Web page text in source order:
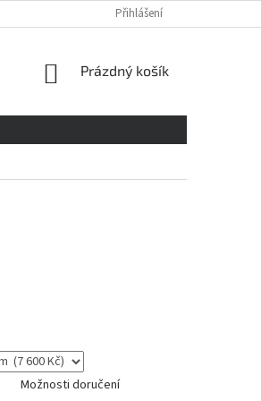
VŠE O NÁKUPU
Přihlášení
NÁKUPNÍ
Prázdný košík
Možnosti doručení